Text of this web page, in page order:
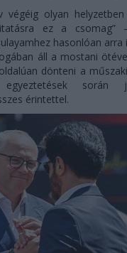
végéig olyan
ez a csomag”
hasonlóan
áll a mostani
dönteni a
során
érintettel.